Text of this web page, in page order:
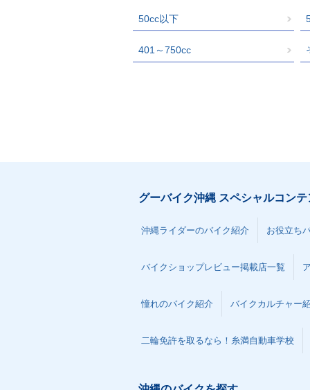
50cc以下
401～750cc
グーバイク沖縄 スペシャルコンテ
沖縄ライダーのバイク紹介 お役立ち
バイクショップレビュー掲載店一覧
憧れのバイク紹介 バイクカルチャー
二輪免許を取るなら！糸満自動車学校